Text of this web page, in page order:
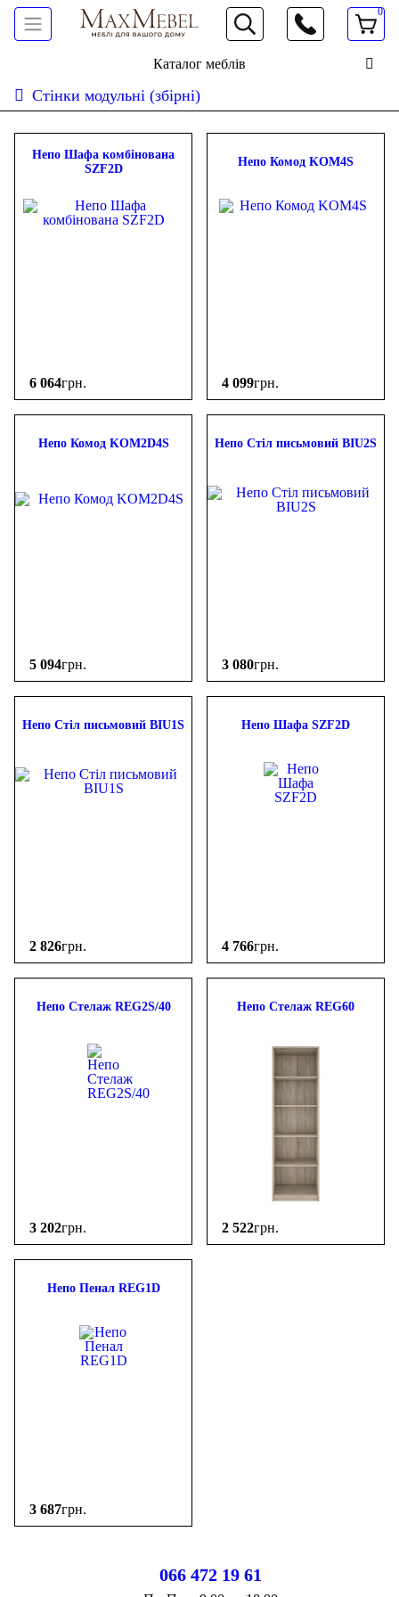
066 472 19 61
0
Каталог меблів
Стінки модульні (збірні)
ФІЛЬТР
-
грн.
Непо Шафа комбінована
SZF2D
6 064грн.
Непо Комод KOM4S
4 099грн.
Непо Комод KOM2D4S
5 094грн.
Непо Стіл письмовий BIU2S
3 080грн.
Непо Стіл письмовий BIU1S
2 826грн.
Непо Шафа SZF2D
4 766грн.
Непо Стелаж REG2S/40
3 202грн.
Непо Стелаж REG60
2 522грн.
Непо Пенал REG1D
3 687грн.
066 472 19 61